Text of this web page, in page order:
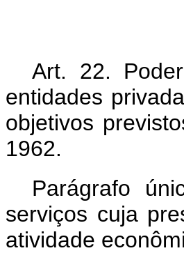
Art. 22.
entidades
objetivos
1962.
Parágrafo
serviços cuja
atividade